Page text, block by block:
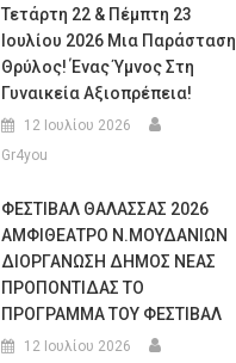
Τετάρτη 22 & Πέμπτη 23
Ιουλίου 2026 Μια Παράσταση
Θρύλος! Ένας Ύμνος Στη
Γυναικεία Αξιοπρέπεια!
12 Ιουλίου 2026
Gr4you
ΦΕΣΤΙΒΑΛ ΘΑΛΑΣΣΑΣ 2026
ΑΜΦΙΘΕΑΤΡΟ Ν.ΜΟΥΔΑΝΙΩΝ
ΔΙΟΡΓΑΝΩΣΗ ΔΗΜΟΣ ΝΕΑΣ
ΠΡΟΠΟΝΤΙΔΑΣ ΤΟ
ΠΡΟΓΡΑΜΜΑ ΤΟΥ ΦΕΣΤΙΒΑΛ
12 Ιουλίου 2026